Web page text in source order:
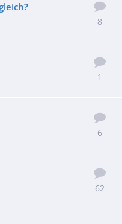
8
1
6
62